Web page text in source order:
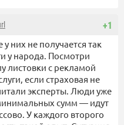
+1
них не получается так
у народа. Посмотри
листовки с рекламой
если страховая не
эксперты. Люди уже
сумм — идут
У каждого второго